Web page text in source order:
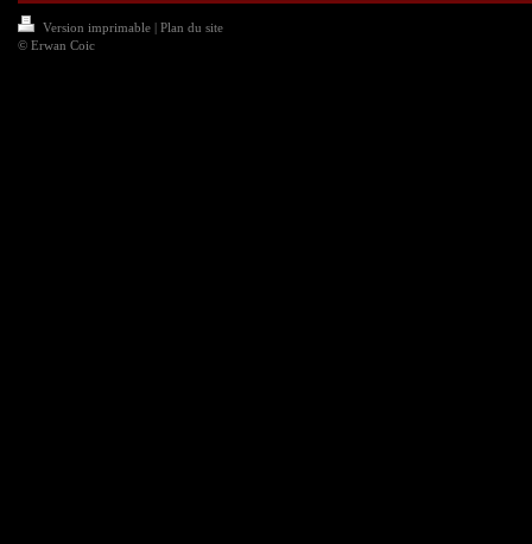
Version imprimable | Plan du site
© Erwan Coic